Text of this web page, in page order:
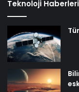
Teknoloji Haberleri